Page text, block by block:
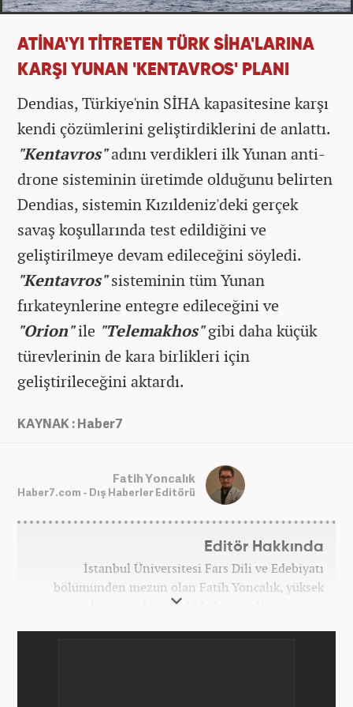
ATİNA'YI TİTRETEN TÜRK SİHA'LARINA
KARŞI YUNAN 'KENTAVROS' PLANI
Dendias, Türkiye'nin SİHA kapasitesine karşı
kendi çözümlerini geliştirdiklerini de anlattı.
"Kentavros"adını verdikleri ilk Yunan anti-
drone sisteminin üretimde olduğunu belirten
Dendias, sistemin Kızıldeniz'deki gerçek
savaş koşullarında test edildiğini ve
geliştirilmeye devam edileceğini söyledi.
"Kentavros"sisteminin tüm Yunan
fırkateynlerine entegre edileceğini ve
"Orion"ile "Telemakhos"gibi daha küçük
türevlerinin de kara birlikleri için
geliştirileceğini aktardı.
KAYNAK : Haber7
Fatih Yoncalık
Haber7.com - Dış Haberler Editörü
Editör Hakkında
İstanbul Üniversitesi Fars Dili ve Edebiyatı
bölümünden mezun olan Fatih Yoncalık, yüksek
lisansını İstanbul Medeniyet Üniversitesi